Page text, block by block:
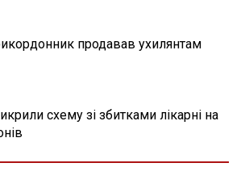
продавав ухилянтам
схему зі збитками лікарні на